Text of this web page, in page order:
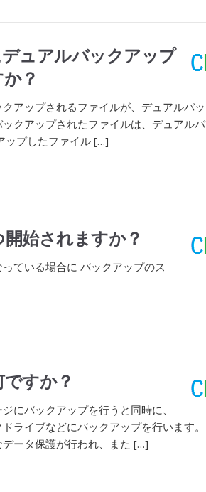
ュアルバックアップ
？
アップされるファイルが、デュアルバッ
クアップされたファイルは、デュアルバ
ップしたファイル […]
始されますか？
ている場合に バックアップのス
すか？
にバックアップを行うと同時に、
ライブなどにバックアップを行います。
ータ保護が行われ、また […]